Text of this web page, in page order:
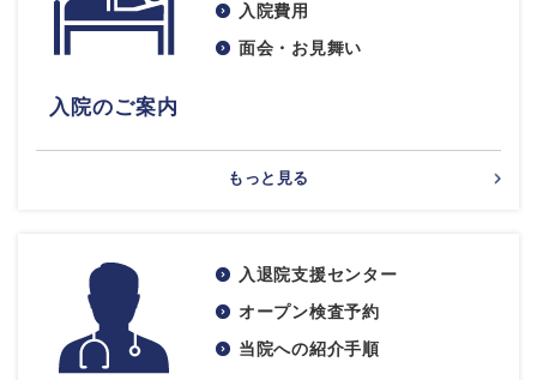
入院のご案内
入院費用
面会・お見舞い
もっと見る
入退院支援センター
オープン検査予約
当院への紹介手順